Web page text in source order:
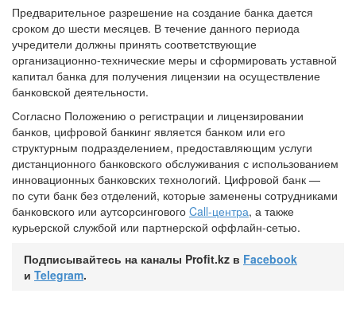
Предварительное разрешение на создание банка дается
сроком до шести месяцев. В течение данного периода
учредители должны принять соответствующие
организационно-технические меры и сформировать уставной
капитал банка для получения лицензии на осуществление
банковской деятельности.
Согласно Положению о регистрации и лицензировании
банков, цифровой банкинг является банком или его
структурным подразделением, предоставляющим услуги
дистанционного банковского обслуживания с использованием
инновационных банковских технологий. Цифровой банк —
по сути банк без отделений, которые заменены сотрудниками
банковского или аутсорсингового Call-центра, а также
курьерской службой или партнерской оффлайн-сетью.
Подписывайтесь на каналы Profit.kz в Facebook
и Telegram.